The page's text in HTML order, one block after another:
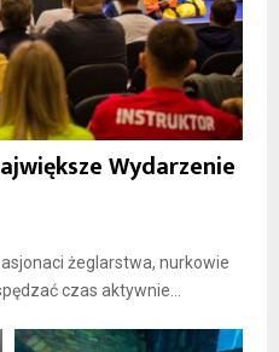
Wydarzenie
żeglarstwa, nurkowie
czas aktywnie...